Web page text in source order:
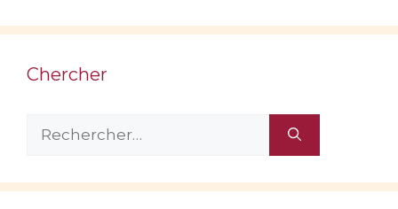
Chercher
Rechercher :